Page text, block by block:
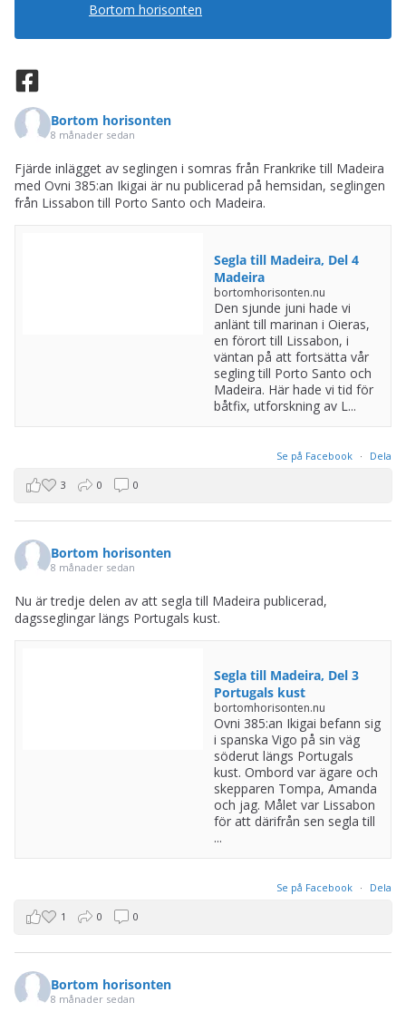
Bortom horisonten
Bortom horisonten
8 månader sedan
Fjärde inlägget av seglingen i somras från Frankrike till Madeira
med Ovni 385:an Ikigai är nu publicerad på hemsidan, seglingen
från Lissabon till Porto Santo och Madeira.
Segla till Madeira, Del 4
Madeira
bortomhorisonten.nu
Den sjunde juni hade vi
anlänt till marinan i Oieras,
en förort till Lissabon, i
väntan på att fortsätta vår
segling till Porto Santo och
Madeira. Här hade vi tid för
båtfix, utforskning av L...
Se på Facebook · Dela
3 0 0
Bortom horisonten
8 månader sedan
Nu är tredje delen av att segla till Madeira publicerad,
dagsseglingar längs Portugals kust.
Segla till Madeira, Del 3
Portugals kust
bortomhorisonten.nu
Ovni 385:an Ikigai befann sig
i spanska Vigo på sin väg
söderut längs Portugals
kust. Ombord var ägare och
skepparen Tompa, Amanda
och jag. Målet var Lissabon
för att därifrån sen segla till
...
Se på Facebook · Dela
1 0 0
Bortom horisonten
8 månader sedan